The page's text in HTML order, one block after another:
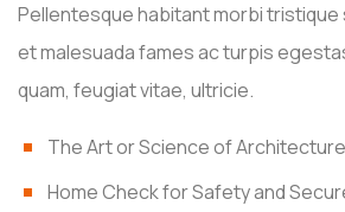
Pellentesque habitant morbi
et malesuada fames ac turpis
quam, feugiat vitae, ultricie.
The Art or Science of Architecture
Home Check for Safety and